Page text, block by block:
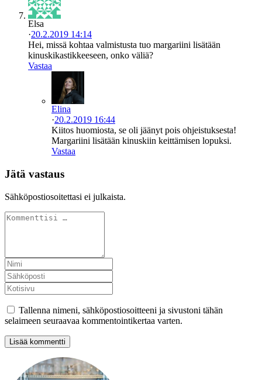
Elsa
·20.2.2019 14:14
Hei, missä kohtaa valmistusta tuo margariini lisätään
kinuskikastikkeeseen, onko väliä?
Vastaa
Elina
·20.2.2019 16:44
Kiitos huomiosta, se oli jäänyt pois ohjeistuksesta!
Margariini lisätään kinuskiin keittämisen lopuksi.
Vastaa
Jätä vastaus
Sähköpostiosoitettasi ei julkaista.
Tallenna nimeni, sähköpostiosoitteeni ja sivustoni tähän
selaimeen seuraavaa kommentointikertaa varten.